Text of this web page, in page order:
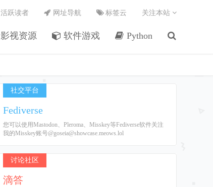
影视资源 软件游戏 Python
活跃读者 网址导航 标签云 关注本站
社交平台
Fediverse
您可以使用Mastodon、Pleroma、Misskey等Fediverse软件关注
我的Misskey账号@goseia@showcase.meows.lol
讨论社区
滴答